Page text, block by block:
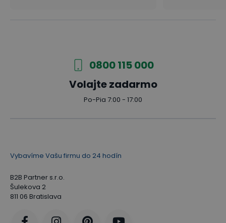
0800 115 000
Volajte zadarmo
Po-Pia 7:00 - 17:00
Vybavíme Vašu firmu do 24 hodín
B2B Partner s.r.o.
Šulekova 2
811 06 Bratislava